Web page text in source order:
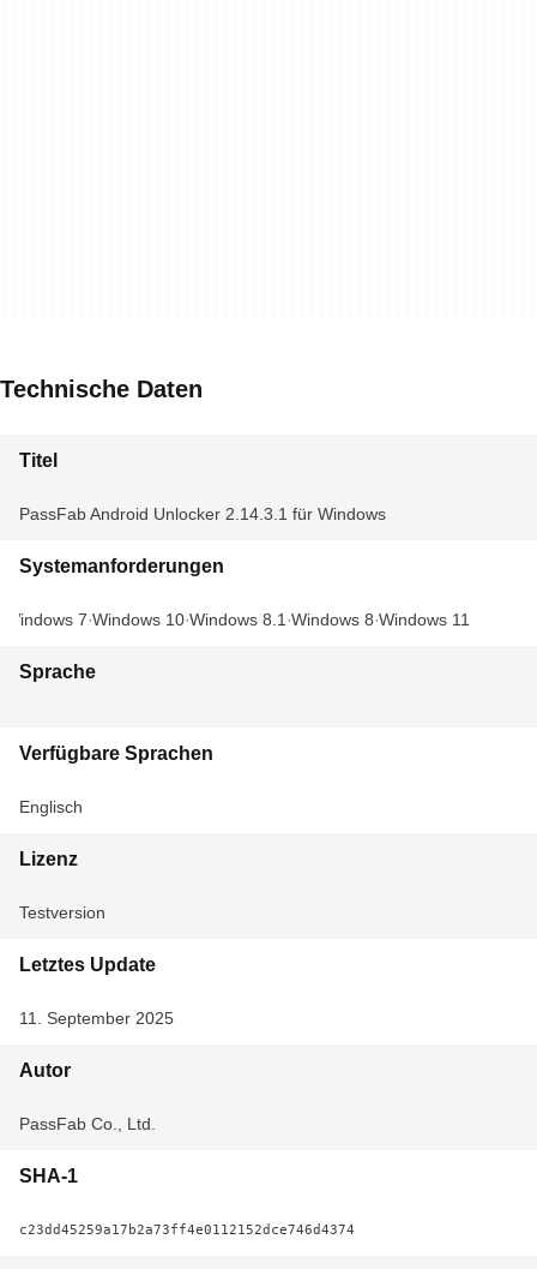
Technische Daten
Titel
PassFab Android Unlocker 2.14.3.1 für Windows
Systemanforderungen
Windows 7 Windows 10 Windows 8.1 Windows 8 Windows 11
Sprache
Verfügbare Sprachen
Englisch
Lizenz
Testversion
Letztes Update
11. September 2025
Autor
PassFab Co., Ltd.
SHA-1
c23dd45259a17b2a73ff4e0112152dce746d4374